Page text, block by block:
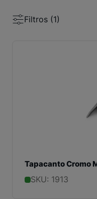
Filtros (1)
Tapacanto Cromo
SKU: 1913